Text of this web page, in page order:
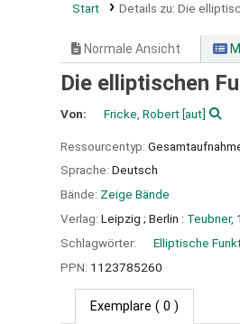
Start Details zu: Die
Normale Ansicht
Die elliptischen
Von: Fricke, Robert[aut]
Ressourcentyp:
Sprache: Deutsch
Bände: Zeige Bände
Verlag: Leipzig ; Berlin : Teubner,
Schlagwörter:
Elliptische
PPN: 1123785260
Exemplare ( 0 )